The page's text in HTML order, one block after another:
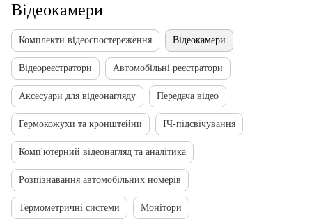
Відеокамери
Комплекти відеоспостереження Відеокамери
Відеореєстратори Автомобільні реєстратори
Аксесуари для відеонагляду Передача відео
Гермокожухи та кронштейни ІЧ-підсвічування
Комп'ютерний відеонагляд та аналітика
Розпізнавання автомобільних номерів
Термометричні системи Монітори